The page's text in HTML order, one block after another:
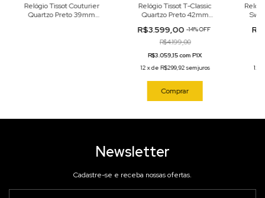
Relógio Tissot Couturier
Quartzo Preto 39mm
Relógio Tissot T-Classic
Quartzo Preto 42mm
R$3.599,00-14%OFF
R$4.199,00
R$3.059,15 com PIX
12 xde R$299,92 sem juros
Comprar
12
Newsletter
Cadastre-se e receba nossas ofertas.